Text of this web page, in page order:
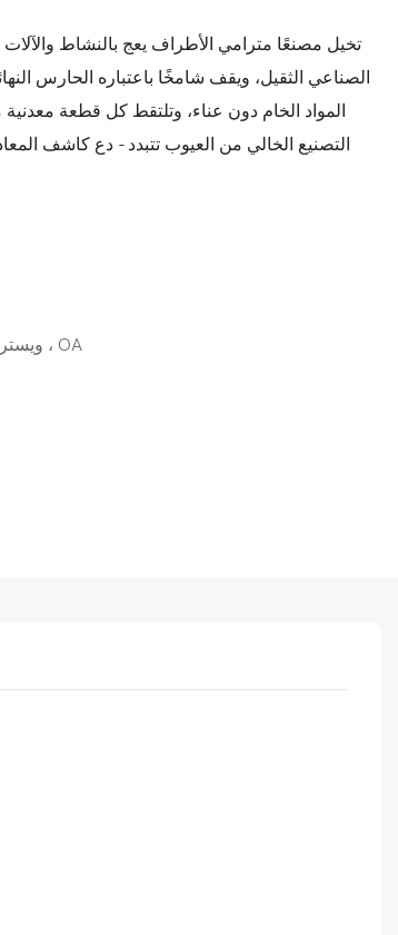
تخيل مصنعًا مترامي الأطراف يعج بالنشاط
الصناعي الثقيل، ويقف شامخًا باعتباره الحارس
المواد الخام دون عناء، وتلتقط كل قطعة
التصنيع الخالي من العيوب تتبدد - دع كاشف
L/C ، D/A ، D/P ، T/T ، ويسترن يونيون ، مونيغرام ، OA